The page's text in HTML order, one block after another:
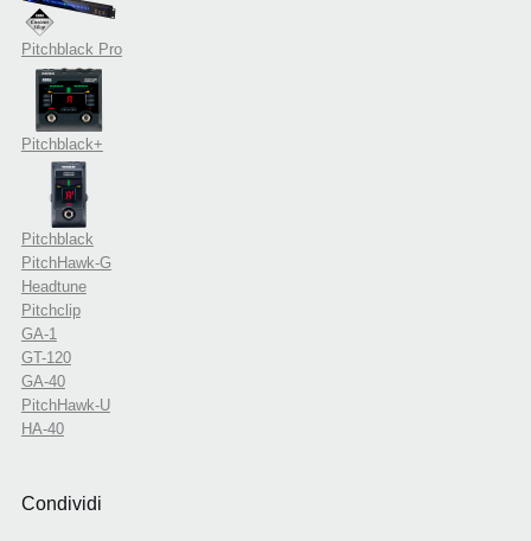
Pitchblack Pro
Pitchblack+
Pitchblack
PitchHawk-G
Headtune
Pitchclip
GA-1
GT-120
GA-40
PitchHawk-U
HA-40
Condividi